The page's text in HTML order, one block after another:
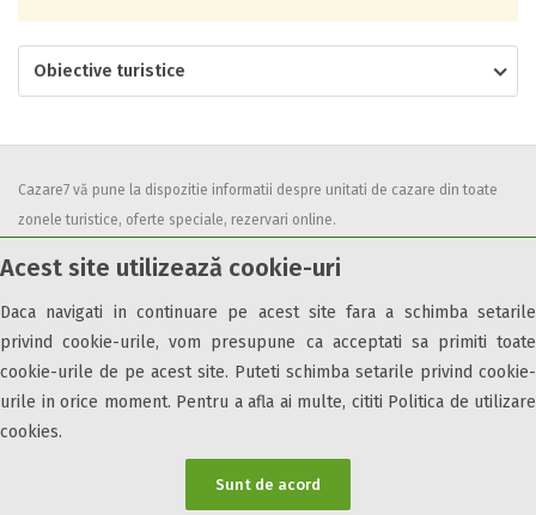
Acest site utilizează cookie-uri
Daca navigati in continuare pe acest site fara a schimba setarile
privind cookie-urile, vom presupune ca acceptati sa primiti toate
cookie-urile de pe acest site. Puteti schimba setarile privind cookie-
urile in orice moment. Pentru a afla ai multe, cititi Politica de utilizare
cookies.
Sunt de acord
Obiective turistice
Cazare7 vă pune la dispozitie informatii despre unitati de cazare din toate
zonele turistice, oferte speciale, rezervari online.
condițiile de utilizare.
Informații utile Parteneri Cazare7